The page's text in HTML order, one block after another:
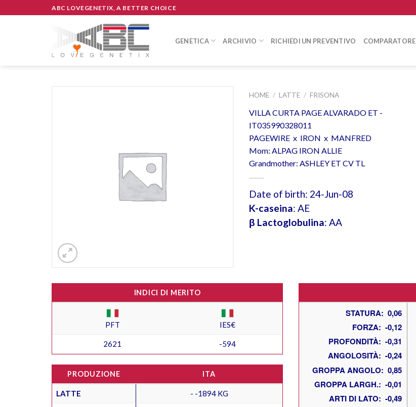
to
ABC LOVEGENETIX, A BETTER CHOICE
GENETICA ARCHIVIO RICHIEDI UN PREVENTIVO COMPARATORE
HOME / LATTE / FRISONA
VILLA CURTA PAGE ALVARADO ET -
IT035990328011
PAGEWIRE x IRON x MANFRED
Mom: ALPAG IRON ALLIE
Grandmother: ASHLEY ET CV TL
Date of birth: 24-Jun-08
K-caseina: AE
β Lactoglobulina: AA
INDICI DI MERITO
PFT IES€
2621 -594
PRODUZIONE ITA
LATTE - -1894 KG